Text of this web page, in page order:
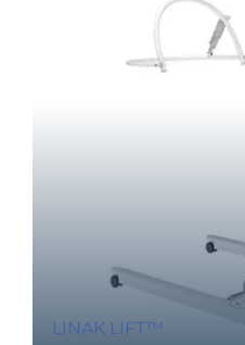
LINAK LIFT™